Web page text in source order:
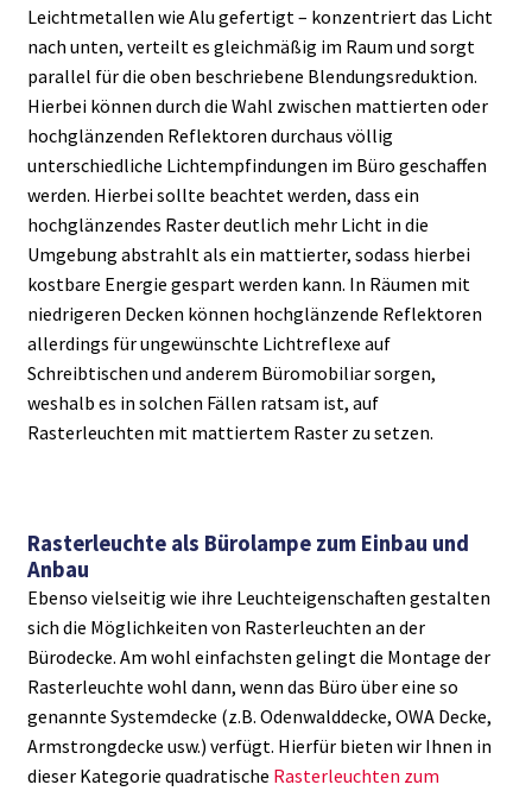
Leichtmetallen wie Alu gefertigt – konzentriert das Licht
nach unten, verteilt es gleichmäßig im Raum und sorgt
parallel für die oben beschriebene Blendungsreduktion.
Hierbei können durch die Wahl zwischen mattierten oder
hochglänzenden Reflektoren durchaus völlig
unterschiedliche Lichtempfindungen im Büro geschaffen
werden. Hierbei sollte beachtet werden, dass ein
hochglänzendes Raster deutlich mehr Licht in die
Umgebung abstrahlt als ein mattierter, sodass hierbei
kostbare Energie gespart werden kann. In Räumen mit
niedrigeren Decken können hochglänzende Reflektoren
allerdings für ungewünschte Lichtreflexe auf
Schreibtischen und anderem Büromobiliar sorgen,
weshalb es in solchen Fällen ratsam ist, auf
Rasterleuchten mit mattiertem Raster zu setzen.
Rasterleuchte als Bürolampe zum Einbau und
Anbau
Ebenso vielseitig wie ihre Leuchteigenschaften gestalten
sich die Möglichkeiten von Rasterleuchten an der
Bürodecke. Am wohl einfachsten gelingt die Montage der
Rasterleuchte wohl dann, wenn das Büro über eine so
genannte Systemdecke (z.B. Odenwalddecke, OWA Decke,
Armstrongdecke usw.) verfügt. Hierfür bieten wir Ihnen in
dieser Kategorie quadratische Rasterleuchten zum